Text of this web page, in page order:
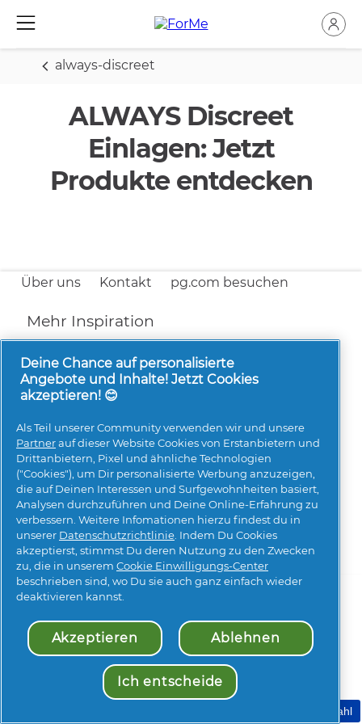
always-discreet
ALWAYS Discreet
Einlagen: Jetzt
Produkte entdecken
Meine Cookie Auswahl
Über uns Kontakt pg.com besuchen
Mehr Inspiration
Meine Daten
Geschäftsbedingungen
Erklärung zur Barrierefreiheit
Datenschutz
Impressum
Über Cookies Sitemap
© 2026 Procter & Gamble. Alle Rechte vorbehalten. Der
Gebrauch und Zugang zu den Informationen auf dieser
Seite unterliegen unseren Nutzungsbedingungen.
Deine Chance auf personalisierte
Angebote und Inhalte! Jetzt Cookies
akzeptieren! 😊
Als Teil unserer Community verwenden wir und unsere
Partnerauf dieser Website Cookies von Erstanbietern und
Drittanbietern, Pixel und ähnliche Technologien
("Cookies"), um Dir personalisierte Werbung anzuzeigen,
die auf Deinen Interessen und Surfgewohnheiten basiert,
Analysen durchzuführen und Deine Online-Erfahrung zu
verbessern. Weitere Infomationen hierzu findest du in
unserer Datenschutzrichtlinie. Indem Du Cookies
akzeptierst, stimmst Du deren Nutzung zu den Zwecken
zu, die in unserem Cookie Einwilligungs-Center
beschrieben sind, wo Du sie auch ganz einfach wieder
deaktivieren kannst.
Akzeptieren Ablehnen
Ich entscheide